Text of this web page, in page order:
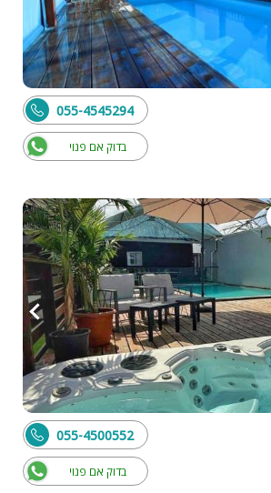
בדוק אם פנוי
055-4545294
בדוק אם פנוי
055-4500552